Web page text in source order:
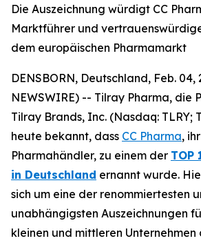
Die Auszeichnung würdigt CC
Marktführer und
dem europäischen Pharmamarkt
DENSBORN, Deutschland, Feb. 04,
NEWSWIRE) -- Tilray Pharma, die
Tilray Brands, Inc. (Nasdaq: TLRY;
heute bekannt, dass CC Pharma,
Pharmahändler, zu einem der TOP
in Deutschland ernannt wurde.
sich um eine der renommiertesten
unabhängigsten Auszeichnungen
kleinen und mittleren Unternehmen